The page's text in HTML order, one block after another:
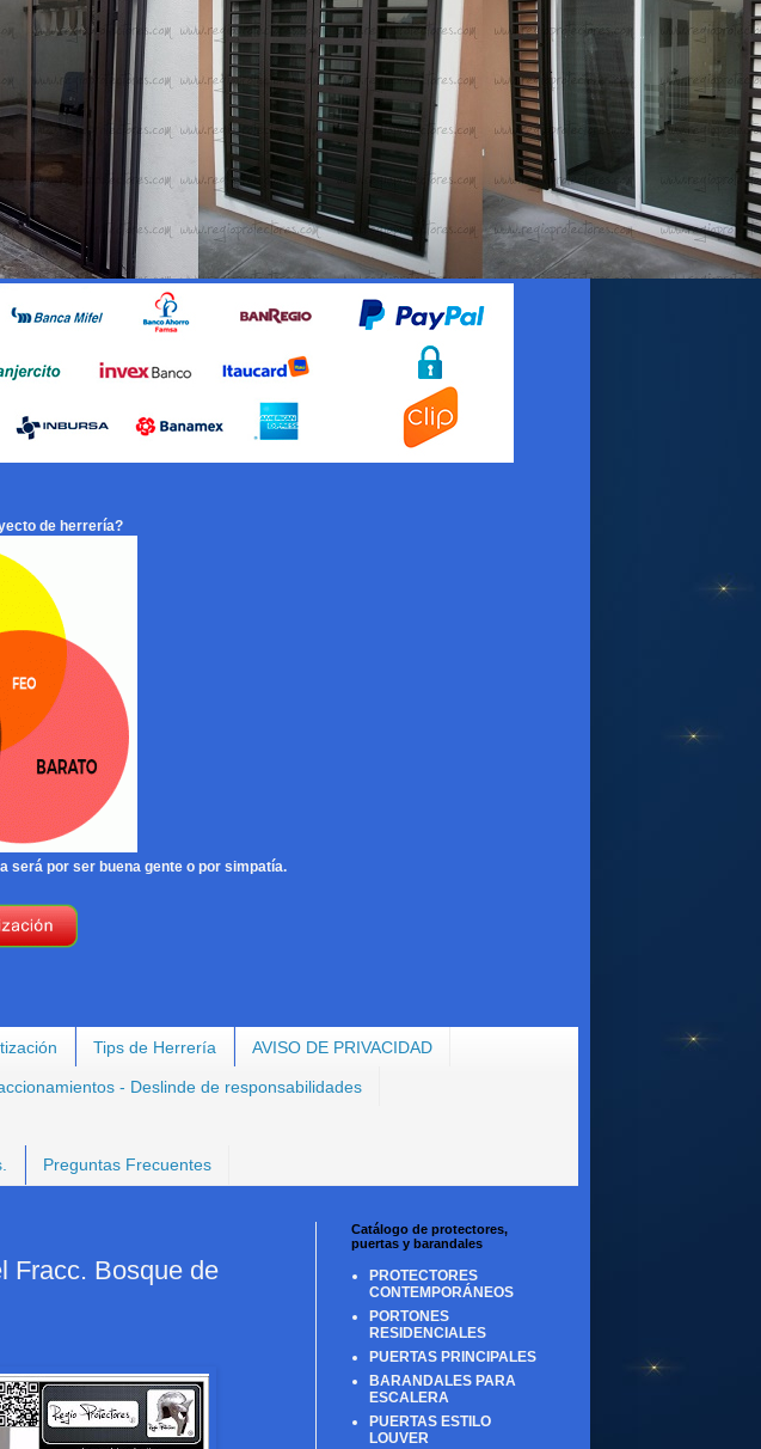
de herrería?
será por ser buena gente o por simpatía.
Tips de Herrería AVISO DE PRIVACIDAD
- Deslinde de responsabilidades
Preguntas Frecuentes
Fracc. Bosque de
Catálogo de protectores,
puertas y barandales
PROTECTORES
CONTEMPORÁNEOS
PORTONES
RESIDENCIALES
PUERTAS PRINCIPALES
BARANDALES PARA
ESCALERA
PUERTAS ESTILO
LOUVER